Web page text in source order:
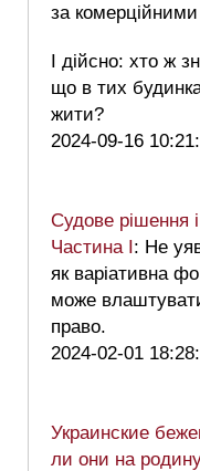
за
І дійсно: хто ж
що в тих
жити?
2024-09-16
Судове рішення
Частина І: Не
як варіативна
може
право.
2024-02-01
Украинские
ли они на